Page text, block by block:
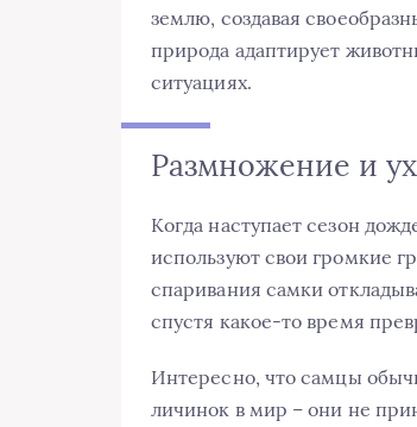
землю, создавая
природа адаптирует
ситуациях.
Размножение и
Когда наступает сезон
используют свои громкие
спаривания самки
спустя какое-то время
Интересно, что самцы
личинок в мир – они не